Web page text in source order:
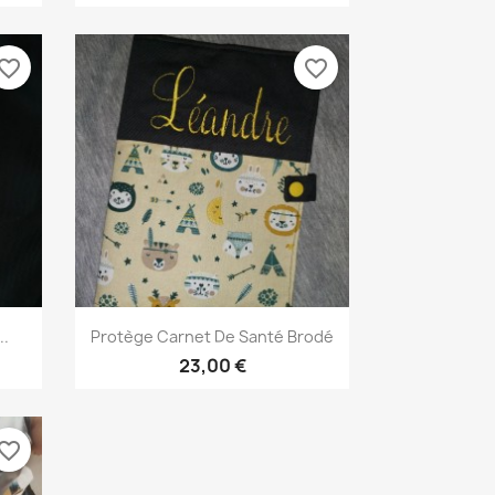
Aperçu rapide
Protège Carnet De Santé Brodé
23,00 €
favorite_border